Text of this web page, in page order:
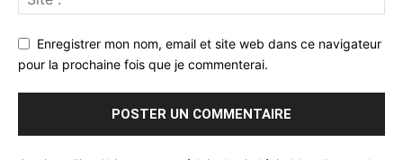
Enregistrer mon nom, email et site web dans ce navigateur
pour la prochaine fois que je commenterai.